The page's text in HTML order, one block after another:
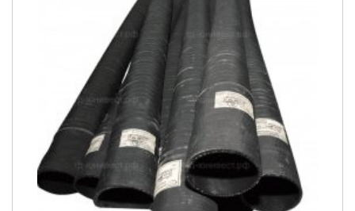
Внутрішній діаметр
3 Атм
Умови покупки
від 1 шт
Колір рукава
чорний
Довжина рукава
4000 мм
Конструкція
армований ниткою та
металевою спіраллю
Діапазон робочих
температур
від -35 до +90 С
Відповідність
нормативному документу
ГОСТ 5398-76